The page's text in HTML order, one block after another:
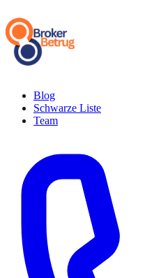
Blog
Schwarze Liste
Team